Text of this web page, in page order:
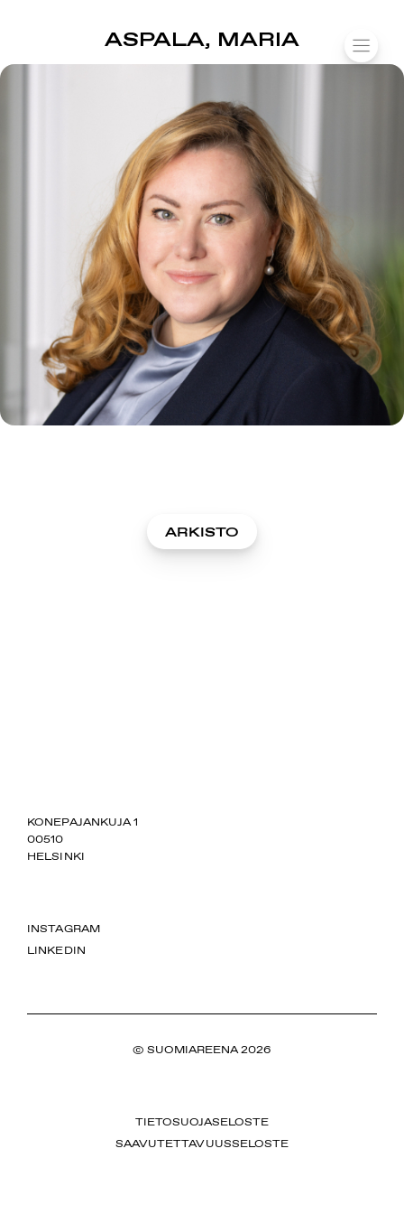
sisältöön
ASPALA, MARIA
ARKISTO
SUOMIAREENA
KONEPAJANKUJA 1
00510
HELSINKI
INSTAGRAM
LINKEDIN
© SUOMIAREENA 2026
TIETOSUOJASELOSTE
SAAVUTETTAVUUSSELOSTE